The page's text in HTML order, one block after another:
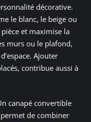
décorative.
le blanc, le beige ou
et maximise la
murs ou le plafond,
Ajouter
contribue aussi à
canapé convertible
de combiner